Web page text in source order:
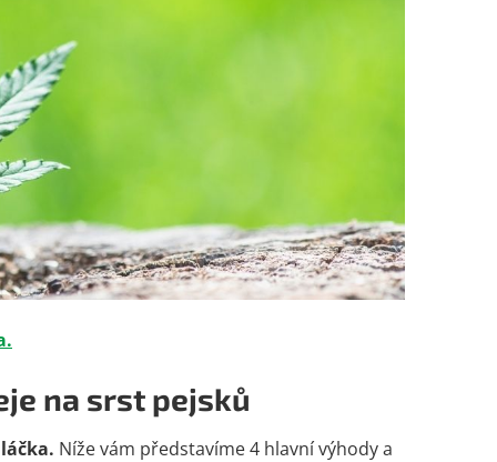
na srst pejsků
Níže vám představíme 4 hlavní výhody a